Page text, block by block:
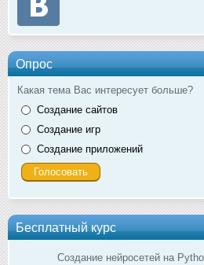
Опрос
Какая тема Вас интересует больше?
Создание сайтов
Создание игр
Создание приложений
Бесплатный курс
Создание нейросетей на